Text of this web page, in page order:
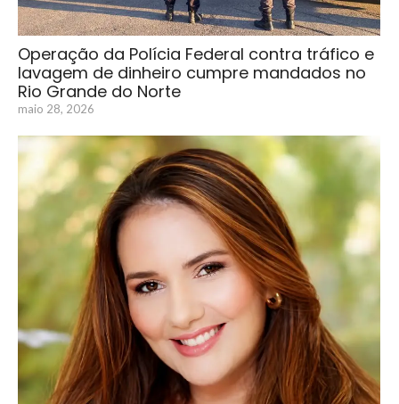
Operação da Polícia Federal contra tráfico e
lavagem de dinheiro cumpre mandados no
Rio Grande do Norte
maio 28, 2026